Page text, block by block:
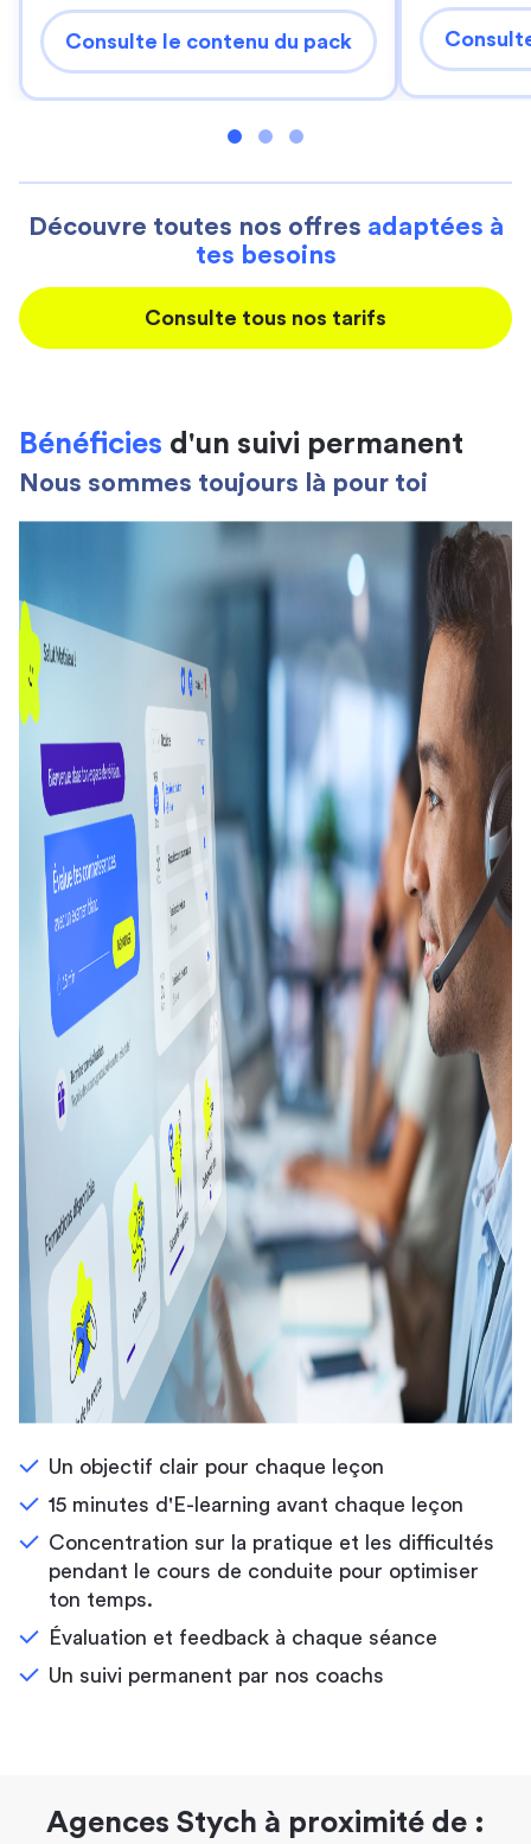
Consulte le contenu du pack
Découvre toutes nos offres adaptées à
tes besoins
Consulte tous nos tarifs
Bénéficies d'un suivi permanent
Nous sommes toujours là pour toi
Un objectif clair pour chaque leçon
15 minutes d'E-learning avant chaque leçon
Concentration sur la pratique et les difficultés
pendant le cours de conduite pour optimiser
ton temps.
Évaluation et feedback à chaque séance
Un suivi permanent par nos coachs
Agences Stych à proximité de :